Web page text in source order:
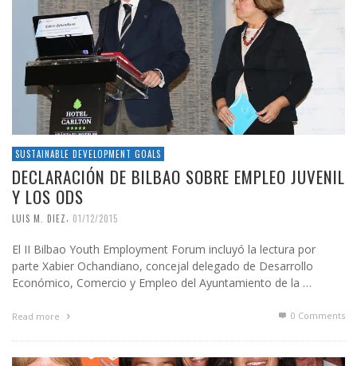
SUSTAINABLE DEVELOPMENT GOALS
DECLARACIÓN DE BILBAO SOBRE EMPLEO JUVENIL
Y LOS ODS
LUIS M. DIEZ, 01/12/2015
El II Bilbao Youth Employment Forum incluyó la lectura por
parte Xabier Ochandiano, concejal delegado de Desarrollo
Económico, Comercio y Empleo del Ayuntamiento de la …
Read more 0 Comments